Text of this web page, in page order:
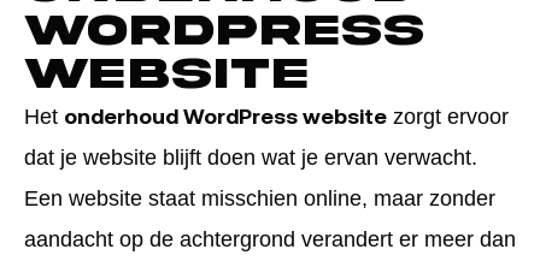
WordPress
website
Het onderhoud WordPress website zorgt ervoor
dat je website blijft doen wat je ervan verwacht.
Een website staat misschien online, maar zonder
aandacht op de achtergrond verandert er meer dan